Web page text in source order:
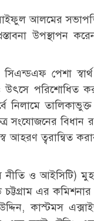
আলমের
উপস্থাপন
পেশা
পরিশোধিত
সংযোজনের
আহরণ ত্বরান্বিত
নীতি ও আইসিটি)
এর
কাস্টমস